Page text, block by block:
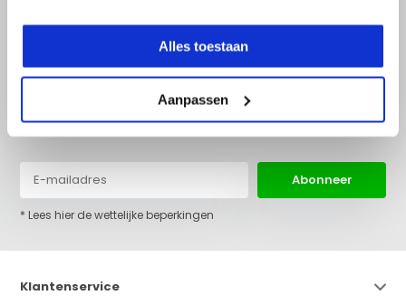
Alles toestaan
Aanpassen
Blijf op de hoogte van het laatste nieuws en onze acties:
Abonneer
* Lees hier de wettelijke beperkingen
Klantenservice